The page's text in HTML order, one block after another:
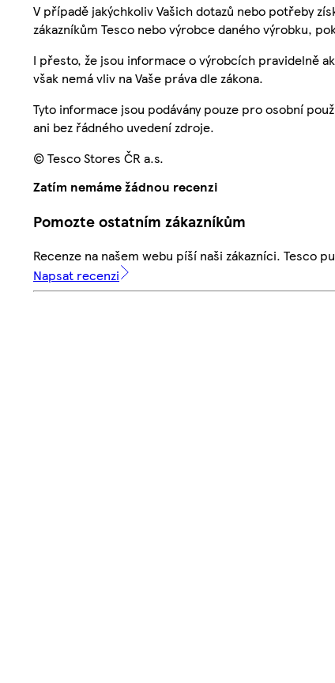
V případě jakýchkoliv Vašich dotazů nebo potřeby
zákazníkům Tesco nebo výrobce daného výrobku,
I přesto, že jsou informace o výrobcích pravidelně
však nemá vliv na Vaše práva dle zákona.
Tyto informace jsou podávány pouze pro osobní
ani bez řádného uvedení zdroje.
© Tesco Stores ČR a.s.
Zatím nemáme žádnou recenzi
Pomozte ostatním zákazníkům
Recenze na našem webu píší naši zákazníci. Tesco
Napsat recenzi